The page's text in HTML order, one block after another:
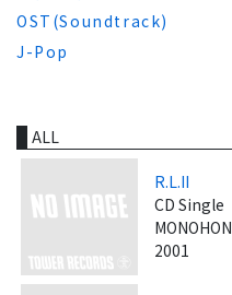
OST(Soundtrack)
J-Pop
ALL
R.L.II
CD Single
MONOHON
2001